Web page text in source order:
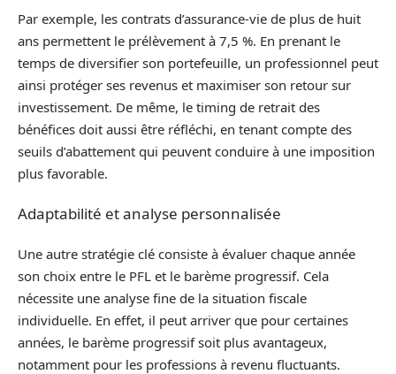
Par exemple, les contrats d’assurance-vie de plus de huit
ans permettent le prélèvement à 7,5 %. En prenant le
temps de diversifier son portefeuille, un professionnel peut
ainsi protéger ses revenus et maximiser son retour sur
investissement. De même, le timing de retrait des
bénéfices doit aussi être réfléchi, en tenant compte des
seuils d’abattement qui peuvent conduire à une imposition
plus favorable.
Adaptabilité et analyse personnalisée
Une autre stratégie clé consiste à évaluer chaque année
son choix entre le PFL et le barème progressif. Cela
nécessite une analyse fine de la situation fiscale
individuelle. En effet, il peut arriver que pour certaines
années, le barème progressif soit plus avantageux,
notamment pour les professions à revenu fluctuants.